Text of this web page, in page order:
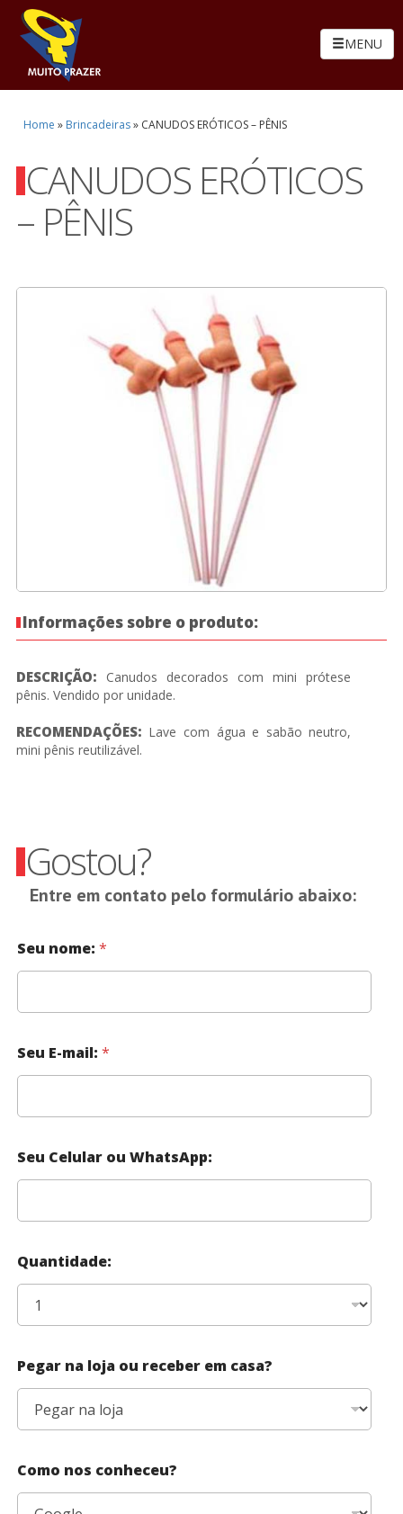
MENU
Home » Brincadeiras» CANUDOS ERÓTICOS – PÊNIS
CANUDOS ERÓTICOS
– PÊNIS
Informações sobre o produto:
DESCRIÇÃO: Canudos decorados com mini prótese
pênis. Vendido por unidade.
RECOMENDAÇÕES: Lave com água e sabão neutro,
mini pênis reutilizável.
Gostou?
Entre em contato pelo formulário abaixo:
Seu nome: *
Seu E-mail: *
Seu Celular ou WhatsApp:
Quantidade:
Pegar na loja ou receber em casa?
Como nos conheceu?